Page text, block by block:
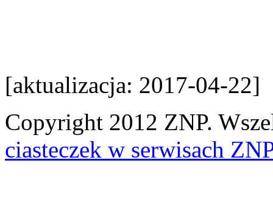
[aktualizacja: 2017-04-22]
Copyright 2012 ZNP.
ciasteczek w serwisach